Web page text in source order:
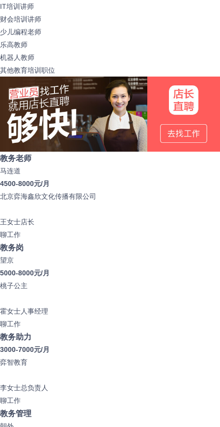
IT培训讲师
财会培训讲师
少儿编程老师
乐高教师
机器人教师
其他教育培训职位
教务老师
马连道
4500-8000元/月
北京弈海鑫欣文化传播有限公司
王女士店长
聊工作
教务岗
望京
5000-8000元/月
桃子公主
霍女士人事经理
聊工作
教务助力
3000-7000元/月
弈智教育
李女士总负责人
聊工作
教务管理